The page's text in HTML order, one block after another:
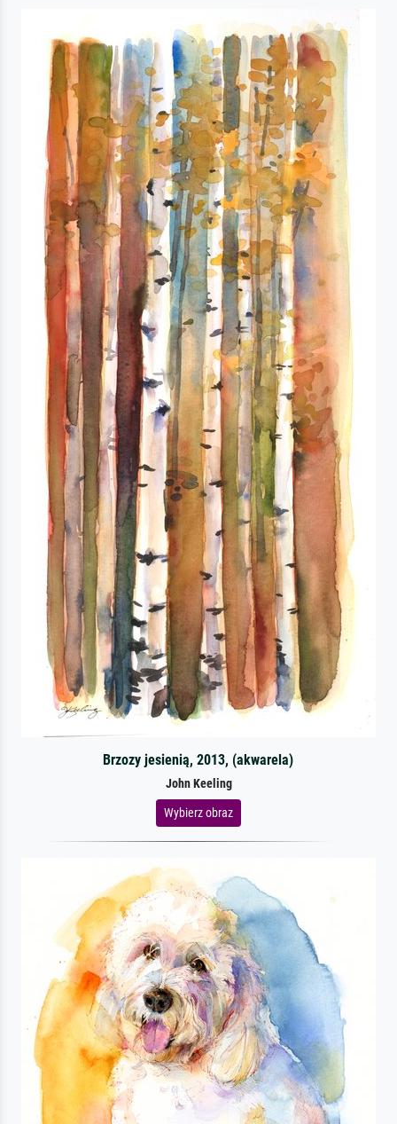
Brzozy jesienią, 2013, (akwarela)
John Keeling
Wybierz obraz